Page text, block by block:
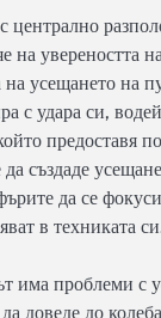
централно
на увереността
на усещането на
с удара си,
предоставя
създаде
да се
в техниката
има проблеми с
доведе до